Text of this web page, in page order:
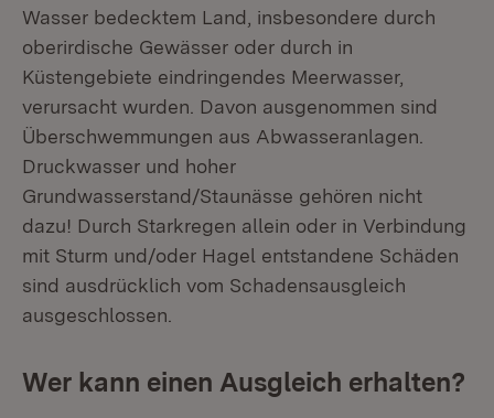
Wasser bedecktem Land, insbesondere durch
oberirdische Gewässer oder durch in
Küstengebiete eindringendes Meerwasser,
verursacht wurden. Davon ausgenommen sind
Überschwemmungen aus Abwasseranlagen.
Druckwasser und hoher
Grundwasserstand/Staunässe gehören nicht
dazu! Durch Starkregen allein oder in Verbindung
mit Sturm und/oder Hagel entstandene Schäden
sind ausdrücklich vom Schadensausgleich
ausgeschlossen.
Wer kann einen Ausgleich erhalten?